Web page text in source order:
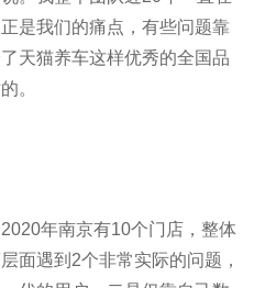
是我们的痛点，有些问题靠
天猫养车这样优秀的全国品
。
年南京有10个门店，整体
面遇到2个非常实际的问题，